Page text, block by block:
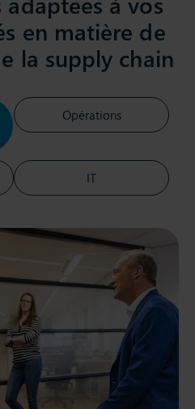
en matière de
la supply chain
Opérations
IT